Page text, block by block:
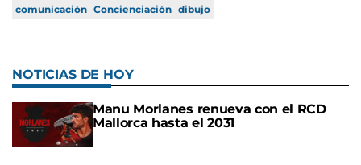
comunicación Concienciación dibujo
NOTICIAS DE HOY
Manu Morlanes renueva con el RCD
Mallorca hasta el 2031